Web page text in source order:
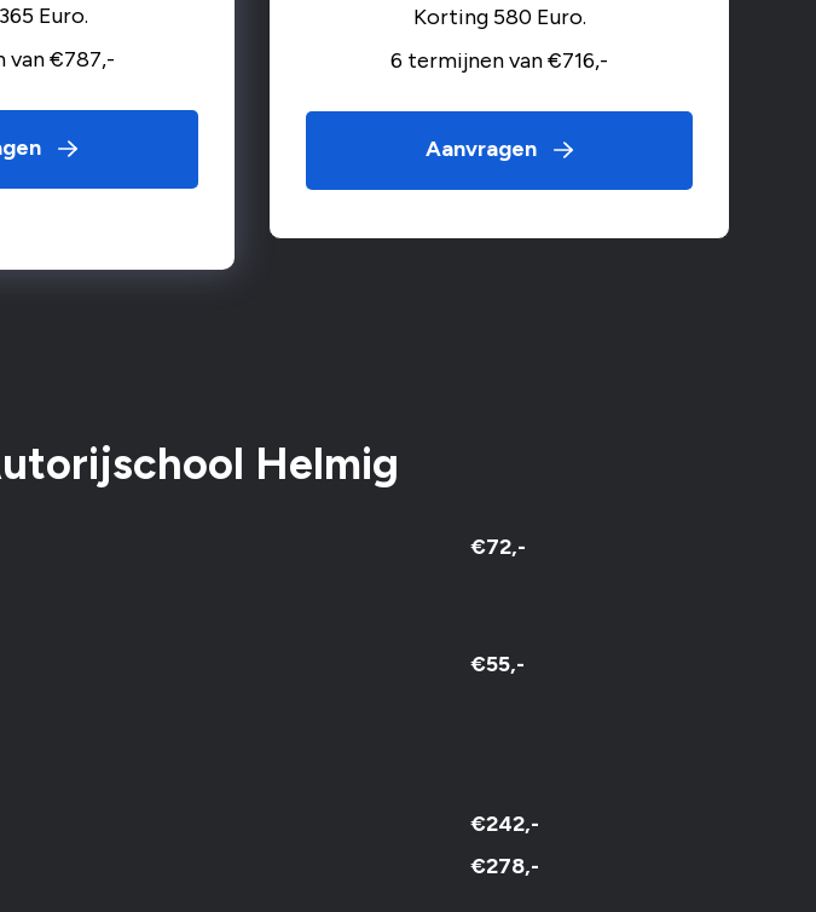
Euro.
van €787,-
Korting 580 Euro.
6 termijnen van €716,-
Aanvragen
Helmig
€72,-
€55,-
€242,-
€278,-